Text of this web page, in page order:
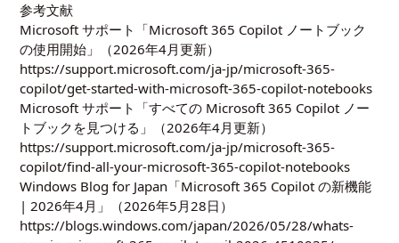
参考文献
Microsoft サポート「Microsoft 365 Copilot ノートブック
の使用開始」（2026年4月更新）
https://support.microsoft.com/ja-jp/microsoft-365-
copilot/get-started-with-microsoft-365-copilot-notebooks
Microsoft サポート「すべての Microsoft 365 Copilot ノー
トブックを見つける」（2026年4月更新）
https://support.microsoft.com/ja-jp/microsoft-365-
copilot/find-all-your-microsoft-365-copilot-notebooks
Windows Blog for Japan「Microsoft 365 Copilot の新機能
| 2026年4月」（2026年5月28日）
https://blogs.windows.com/japan/2026/05/28/whats-